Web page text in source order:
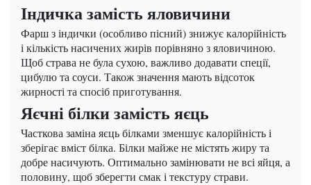
Індичка замість яловичини
Фарш з індички (особливо пісний) знижує калорійність
і кількість насичених жирів порівняно з яловичиною.
Щоб страва не була сухою, важливо додавати спеції,
цибулю та соуси. Також значення мають відсоток
жирності та спосіб приготування.
Яєчні білки замість яєць
Часткова заміна яєць білками зменшує калорійність і
зберігає вміст білка. Білки майже не містять жиру та
добре насичують. Оптимально замінювати не всі яйця, а
половину, щоб зберегти смак і текстуру страви.